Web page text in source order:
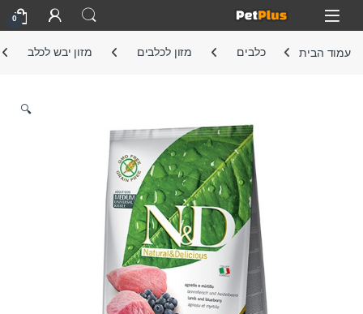
Skip to navigation
Skip to content
Open
0
עמוד הבית כלבים מזון לכלבים מזון יבש לכלב
🔍